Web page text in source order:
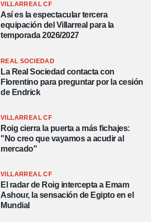
VILLARREAL CF
Así es la espectacular tercera
equipación del Villarreal para la
temporada 2026/2027
REAL SOCIEDAD
La Real Sociedad contacta con
Florentino para preguntar por la cesión
de Endrick
VILLARREAL CF
Roig cierra la puerta a más fichajes:
"No creo que vayamos a acudir al
mercado"
VILLARREAL CF
El radar de Roig intercepta a Emam
Ashour, la sensación de Egipto en el
Mundial